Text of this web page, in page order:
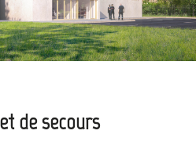
de secours